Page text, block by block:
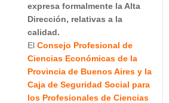
expresa formalmente la Alta
Dirección, relativas a la
calidad.
El Consejo Profesional de
Ciencias Económicas de la
Provincia de Buenos Aires y la
Caja de Seguridad Social para
los Profesionales de Ciencias